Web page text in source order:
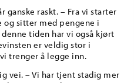
ganske raskt. – Fra vi starter
sitter med pengene i
denne tiden har vi også kjørt
er veldig stor i
trenger å legge inn.
vei. – Vi har tjent stadig mer